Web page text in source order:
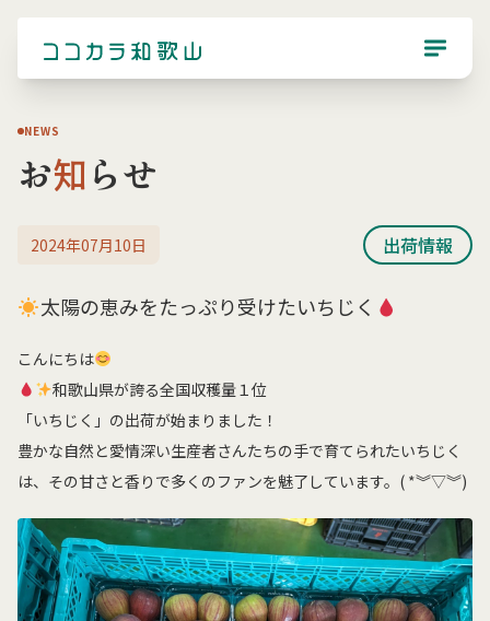
NEWS
お知らせ
2024年07月10日 出荷情報
太陽の恵みをたっぷり受けたいちじく
こんにちは
和歌山県が誇る全国収穫量１位
「いちじく」の出荷が始まりました！
豊かな自然と愛情深い生産者さんたちの手で育てられたいちじく
は、その甘さと香りで多くのファンを魅了しています。( *︾▽︾)